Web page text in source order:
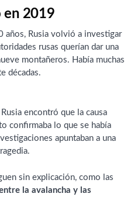
en 2019
años, Rusia volvió a investigar
rusas querían dar una
montañeros. Había muchas
décadas.
encontró que la causa
confirmaba lo que se había
apuntaban a una
sin explicación, como las
la avalancha y las